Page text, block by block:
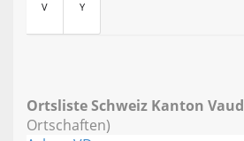
V Y
Ortsliste Schweiz Kanton Vaud
Ortschaften)